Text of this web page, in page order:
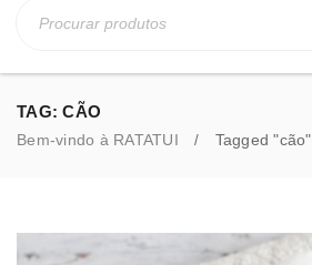
TAG: CÃO
Bem-vindo à RATATUI / Tagged "cão"